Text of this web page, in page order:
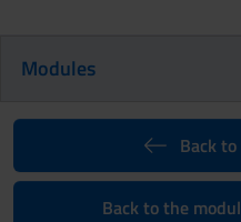
Modules
Back
Back to the